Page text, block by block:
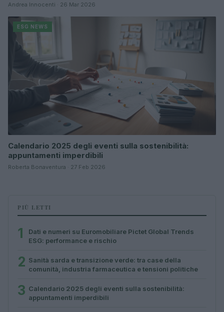
Andrea Innocenti · 26 Mar 2026
ESG NEWS
Calendario 2025 degli eventi sulla sostenibilità:
appuntamenti imperdibili
Roberta Bonaventura · 27 Feb 2026
PIÙ LETTI
1
Dati e numeri su Euromobiliare Pictet Global Trends
ESG: performance e rischio
2 Sanità sarda e transizione verde: tra case della
comunità, industria farmaceutica e tensioni politiche
3 Calendario 2025 degli eventi sulla sostenibilità:
appuntamenti imperdibili